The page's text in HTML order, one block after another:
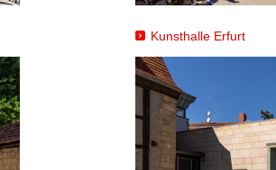
Kunsthalle Erfurt